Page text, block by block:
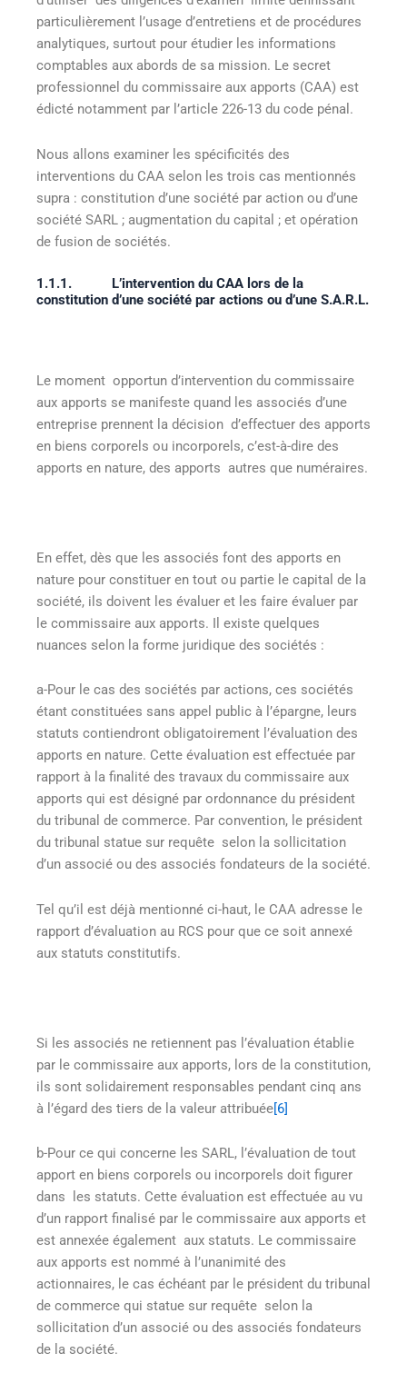
particulièrement l’usage d’entretiens et de procédures
analytiques, surtout pour étudier les informations
comptables aux abords de sa mission. Le secret
professionnel du commissaire aux apports (CAA) est
édicté notamment par l’article 226-13 du code pénal.
Nous allons examiner les spécificités des
interventions du CAA selon les trois cas mentionnés
supra : constitution d’une société par action ou d’une
société SARL ; augmentation du capital ; et opération
de fusion de sociétés.
1.1.1. L’intervention du CAA lors de la
constitution d’une société par actions ou d’une S.A.R.L.
Le moment opportun d’intervention du commissaire
aux apports se manifeste quand les associés d’une
entreprise prennent la décision d’effectuer des apports
en biens corporels ou incorporels, c’est-à-dire des
apports en nature, des apports autres que numéraires.
En effet, dès que les associés font des apports en
nature pour constituer en tout ou partie le capital de la
société, ils doivent les évaluer et les faire évaluer par
le commissaire aux apports. Il existe quelques
nuances selon la forme juridique des sociétés :
a-Pour le cas des sociétés par actions, ces sociétés
étant constituées sans appel public à l’épargne, leurs
statuts contiendront obligatoirement l’évaluation des
apports en nature. Cette évaluation est effectuée par
rapport à la finalité des travaux du commissaire aux
apports qui est désigné par ordonnance du président
du tribunal de commerce. Par convention, le président
du tribunal statue sur requête selon la sollicitation
d’un associé ou des associés fondateurs de la société.
Tel qu’il est déjà mentionné ci-haut, le CAA adresse le
rapport d’évaluation au RCS pour que ce soit annexé
aux statuts constitutifs.
Si les associés ne retiennent pas l’évaluation établie
par le commissaire aux apports, lors de la constitution,
ils sont solidairement responsables pendant cinq ans
à l’égard des tiers de la valeur attribuée[6]
b-Pour ce qui concerne les SARL, l’évaluation de tout
apport en biens corporels ou incorporels doit figurer
dans les statuts. Cette évaluation est effectuée au vu
d’un rapport finalisé par le commissaire aux apports et
est annexée également aux statuts. Le commissaire
aux apports est nommé à l’unanimité des
actionnaires, le cas échéant par le président du tribunal
de commerce qui statue sur requête selon la
sollicitation d’un associé ou des associés fondateurs
de la société.